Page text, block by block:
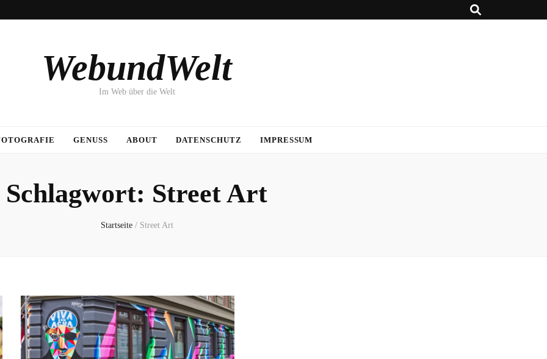
WebundWelt
Im Web über die Welt
GENUSS ABOUT DATENSCHUTZ IMPRESSUM
Schlagwort: Street Art
Startseite / Street Art